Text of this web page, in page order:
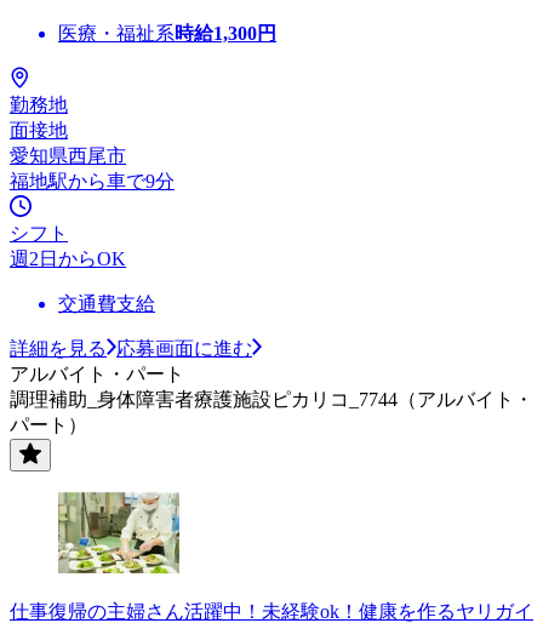
医療・福祉系時給1,300円
勤務地
面接地
愛知県西尾市
福地駅から車で9分
シフト
週2日からOK
交通費支給
詳細を見る
応募画面に進む
アルバイト・パート
調理補助_身体障害者療護施設ピカリコ_7744（アルバイト・
パート）
仕事復帰の主婦さん活躍中！未経験ok！健康を作るヤリガイ